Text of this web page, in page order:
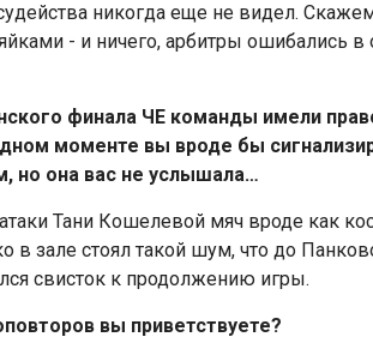
никогда еще не видел.
- и ничего, арбитры ошибались
финала ЧЕ команды имели
моменте вы вроде бы
но она вас не услышала…
Тани Кошелевой мяч вроде как
в зале стоял такой шум, что до
свисток к продолжению игры.
вы приветствуете?